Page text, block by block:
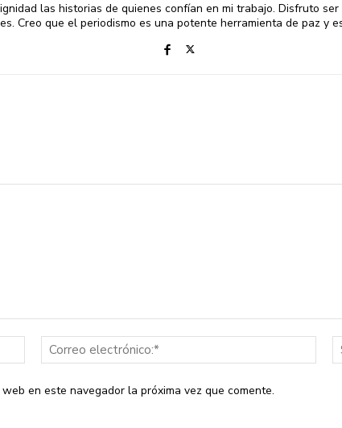
las historias de quienes confían en mi trabajo. Disfruto
Creo que el periodismo es una potente herramienta de paz y
Nombre:*
en este navegador la próxima vez que comente.